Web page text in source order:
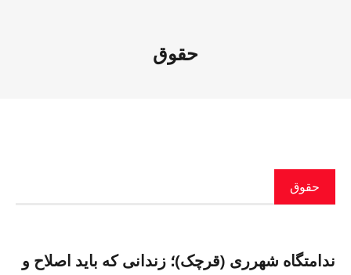
حقوق
حقوق
ندامتگاه شهرری (قرچک)؛ زندانی که باید اصلاح و